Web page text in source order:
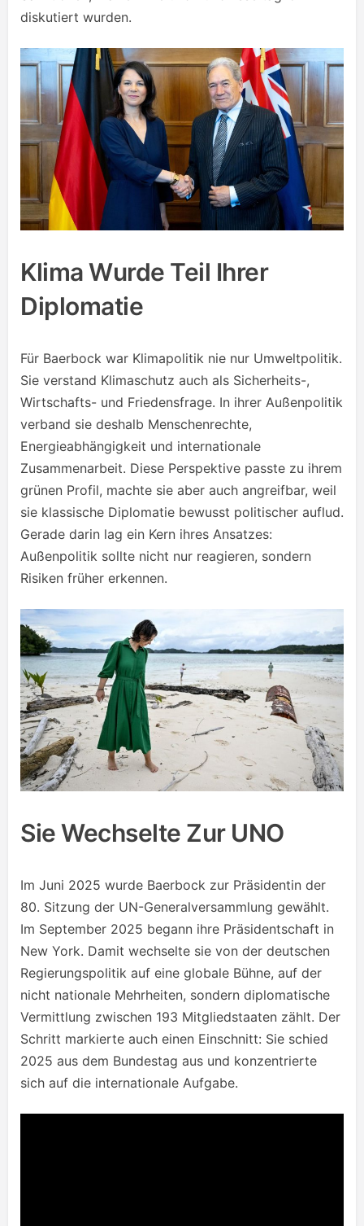
diskutiert wurden.
Klima Wurde Teil Ihrer
Diplomatie
Für Baerbock war Klimapolitik nie nur Umweltpolitik.
Sie verstand Klimaschutz auch als Sicherheits-,
Wirtschafts- und Friedensfrage. In ihrer Außenpolitik
verband sie deshalb Menschenrechte,
Energieabhängigkeit und internationale
Zusammenarbeit. Diese Perspektive passte zu ihrem
grünen Profil, machte sie aber auch angreifbar, weil
sie klassische Diplomatie bewusst politischer auflud.
Gerade darin lag ein Kern ihres Ansatzes:
Außenpolitik sollte nicht nur reagieren, sondern
Risiken früher erkennen.
Sie Wechselte Zur UNO
Im Juni 2025 wurde Baerbock zur Präsidentin der
80. Sitzung der UN-Generalversammlung gewählt.
Im September 2025 begann ihre Präsidentschaft in
New York. Damit wechselte sie von der deutschen
Regierungspolitik auf eine globale Bühne, auf der
nicht nationale Mehrheiten, sondern diplomatische
Vermittlung zwischen 193 Mitgliedstaaten zählt. Der
Schritt markierte auch einen Einschnitt: Sie schied
2025 aus dem Bundestag aus und konzentrierte
sich auf die internationale Aufgabe.